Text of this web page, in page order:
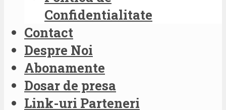
Confidentialitate
Contact
Despre Noi
Abonamente
Dosar de presa
Link-uri Parteneri